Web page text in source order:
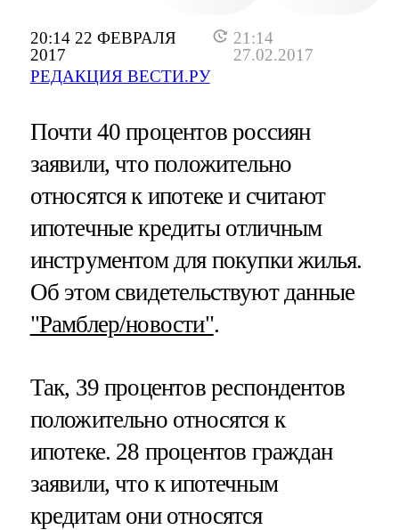
20:14 22 ФЕВРАЛЯ
2017
21:14
27.02.2017
РЕДАКЦИЯ ВЕСТИ.РУ
Почти 40 процентов россиян
заявили, что положительно
относятся к ипотеке и считают
ипотечные кредиты отличным
инструментом для покупки жилья.
Об этом свидетельствуют данные
"Рамблер/новости".
Так, 39 процентов респондентов
положительно относятся к
ипотеке. 28 процентов граждан
заявили, что к ипотечным
кредитам они относятся